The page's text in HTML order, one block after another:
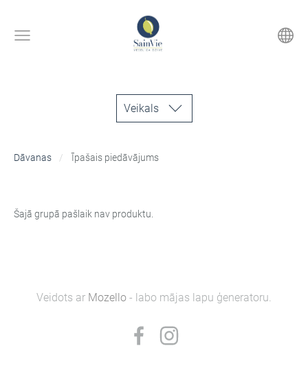
Veikals
Dāvanas Īpašais piedāvājums
Šajā grupā pašlaik nav produktu.
Veidots ar Mozello - labo mājas lapu ģeneratoru.